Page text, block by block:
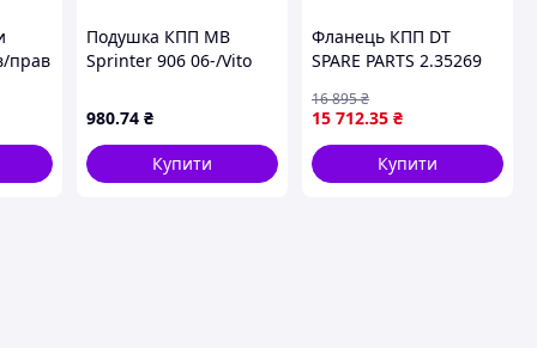
прав
Подушка КПП MB
Sprinter 906 06-/Vito
980.74 ₴
Купити
Фланець КПП DT
SPARE PARTS 2.35269
15 712.35 ₴
16 895₴
Купити